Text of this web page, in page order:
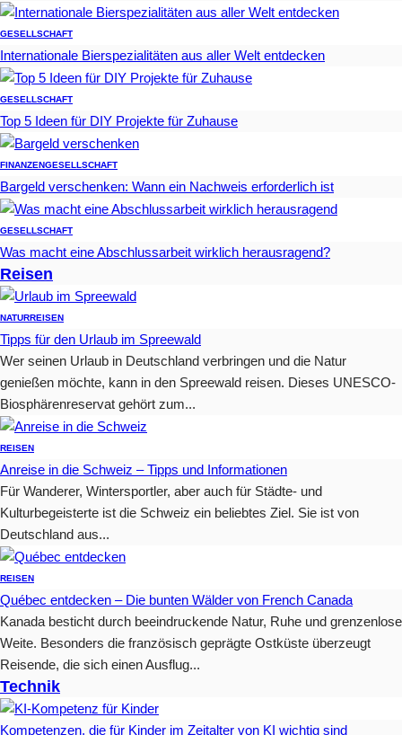
GESELLSCHAFT
Internationale Bierspezialitäten aus aller Welt entdecken
GESELLSCHAFT
Top 5 Ideen für DIY Projekte für Zuhause
FINANZENGESELLSCHAFT
Bargeld verschenken: Wann ein Nachweis erforderlich ist
GESELLSCHAFT
Was macht eine Abschlussarbeit wirklich herausragend?
Reisen
NATURREISEN
Tipps für den Urlaub im Spreewald
Wer seinen Urlaub in Deutschland verbringen und die Natur
genießen möchte, kann in den Spreewald reisen. Dieses UNESCO-
Biosphärenreservat gehört zum...
REISEN
Anreise in die Schweiz – Tipps und Informationen
Für Wanderer, Wintersportler, aber auch für Städte- und
Kulturbegeisterte ist die Schweiz ein beliebtes Ziel. Sie ist von
Deutschland aus...
REISEN
Québec entdecken – Die bunten Wälder von French Canada
Kanada besticht durch beeindruckende Natur, Ruhe und grenzenlose
Weite. Besonders die französisch geprägte Ostküste überzeugt
Reisende, die sich einen Ausflug...
Technik
Kompetenzen, die für Kinder im Zeitalter von KI wichtig sind